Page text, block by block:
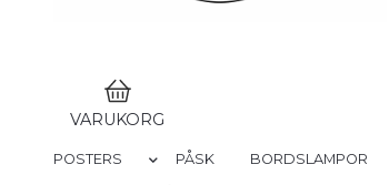
VARUKORG
POSTERS PÅSK BORDSLAMPOR